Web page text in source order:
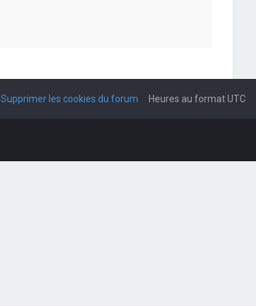
Heures au formatUTC
Supprimer les cookies du forum